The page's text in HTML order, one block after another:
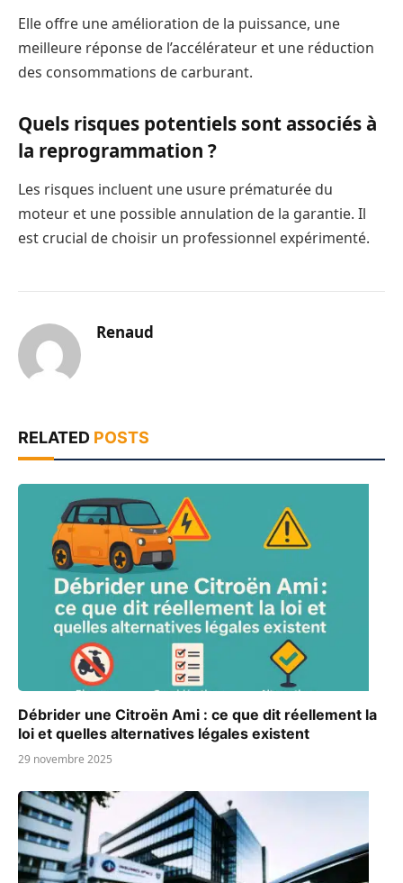
Elle offre une amélioration de la puissance, une
meilleure réponse de l’accélérateur et une réduction
des consommations de carburant.
Quels risques potentiels sont associés à
la reprogrammation ?
Les risques incluent une usure prématurée du
moteur et une possible annulation de la garantie. Il
est crucial de choisir un professionnel expérimenté.
Renaud
RELATED POSTS
Débrider une Citroën Ami : ce que dit réellement la
loi et quelles alternatives légales existent
29 novembre 2025